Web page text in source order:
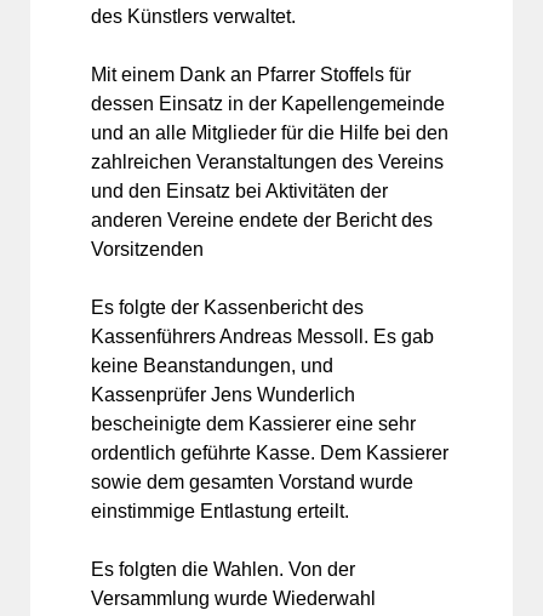
des Künstlers verwaltet.
Mit einem Dank an Pfarrer Stoffels für
dessen Einsatz in der Kapellengemeinde
und an alle Mitglieder für die Hilfe bei den
zahlreichen Veranstaltungen des Vereins
und den Einsatz bei Aktivitäten der
anderen Vereine endete der Bericht des
Vorsitzenden
Es folgte der Kassenbericht des
Kassenführers Andreas Messoll. Es gab
keine Beanstandungen, und
Kassenprüfer Jens Wunderlich
bescheinigte dem Kassierer eine sehr
ordentlich geführte Kasse. Dem Kassierer
sowie dem gesamten Vorstand wurde
einstimmige Entlastung erteilt.
Es folgten die Wahlen. Von der
Versammlung wurde Wiederwahl